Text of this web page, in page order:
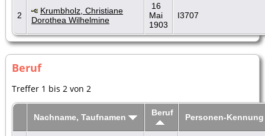
2
Krumbholz, Christiane
Dorothea Wilhelmine
16
Mai
1903
I3707
Beruf
Treffer 1 bis 2 von 2
Nachname, Taufnamen Beruf Personen-Kennung